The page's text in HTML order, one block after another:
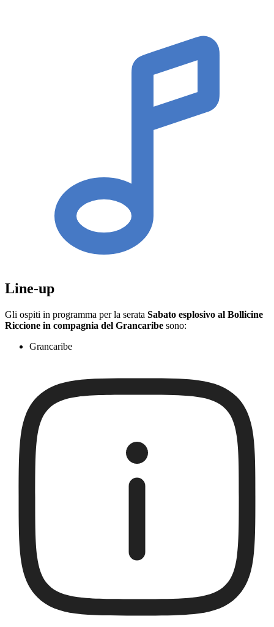
Line-up
Gli ospiti in programma per la serata Sabato esplosivo al Bollicine
Riccione in compagnia del Grancaribe sono:
Grancaribe